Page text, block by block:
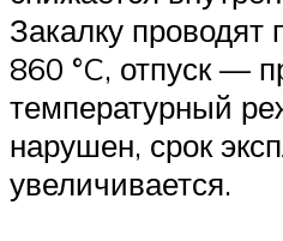
Закалку проводят
860 °C, отпуск —
температурный
нарушен, срок
увеличивается.